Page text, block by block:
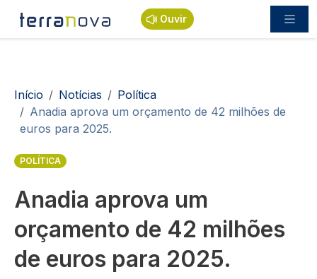
Passar para o conteúdo principal
Ouvir
Navegação estrutural
Início Notícias
Política
Anadia aprova um orçamento de 42 milhões de
euros para 2025.
POLÍTICA
Anadia aprova um
orçamento de 42 milhões
de euros para 2025.